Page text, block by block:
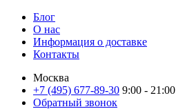
Блог
О нас
Информация о доставке
Контакты
Москва
+7 (495) 677-89-30 9:00 - 21:00
Обратный звонок